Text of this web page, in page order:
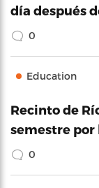
día después
0
Education
Recinto de
semestre por
0